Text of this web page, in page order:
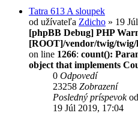
Tatra 613 A sloupek
od užívateľa Zdicho » 19
[phpBB Debug] PHP
[ROOT]/vendor/twig/
on line 1266: count():
object that implements
0 Odpovedí
23258 Zobrazení
Posledný príspevok
19 Júl 2019, 17:04